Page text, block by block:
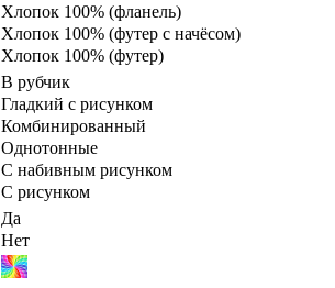
Хлопок 100% (фланель)
Хлопок 100% (футер с начёсом)
Хлопок 100% (футер)
В рубчик
Гладкий с рисунком
Комбинированный
Однотонные
С набивным рисунком
С рисунком
Да
Нет